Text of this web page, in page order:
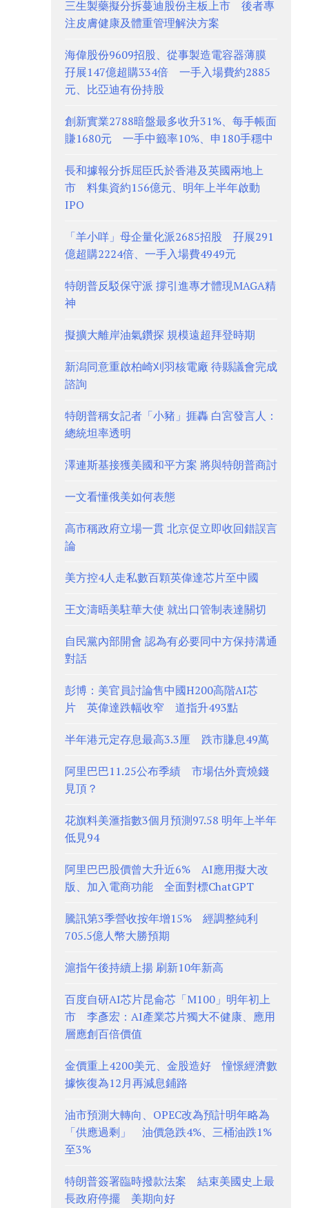
三生製藥擬分拆蔓迪股份主板上市 後者專
注皮膚健康及體重管理解決方案
海偉股份9609招股、從事製造電容器薄膜
孖展147億超購334倍 一手入場費約2885
元、比亞迪有份持股
創新實業2788暗盤最多收升31%、每手帳面
賺1680元 一手中籤率10%、申180手穩中
長和據報分拆屈臣氏於香港及英國兩地上
市 料集資約156億元、明年上半年啟動
IPO
「羊小咩」母企量化派2685招股 孖展291
億超購2224倍、一手入場費4949元
特朗普反駁保守派 撐引進專才體現MAGA精
神
擬擴大離岸油氣鑽探 規模遠超拜登時期
新潟同意重啟柏崎刈羽核電廠 待縣議會完成
諮詢
特朗普稱女記者「小豬」捱轟 白宮發言人：
總統坦率透明
澤連斯基接獲美國和平方案 將與特朗普商討
一文看懂俄美如何表態
高市稱政府立場一貫 北京促立即收回錯誤言
論
美方控4人走私數百顆英偉達芯片至中國
王文濤晤美駐華大使 就出口管制表達關切
自民黨內部開會 認為有必要同中方保持溝通
對話
彭博：美官員討論售中國H200高階AI芯
片 英偉達跌幅收窄 道指升493點
半年港元定存息最高3.3厘 跌市賺息49萬
阿里巴巴11.25公布季績 市場估外賣燒錢
見頂？
花旗料美滙指數3個月預測97.58 明年上半年
低見94
阿里巴巴股價曾大升近6% AI應用擬大改
版、加入電商功能 全面對標ChatGPT
騰訊第3季營收按年增15% 經調整純利
705.5億人幣大勝預期
滬指午後持續上揚 刷新10年新高
百度自研AI芯片昆侖芯「M100」明年初上
市 李彥宏：AI產業芯片獨大不健康、應用
層應創百倍價值
金價重上4200美元、金股造好 憧憬經濟數
據恢復為12月再減息鋪路
油市預測大轉向、OPEC改為預計明年略為
「供應過剩」 油價急跌4%、三桶油跌1%
至3%
特朗普簽署臨時撥款法案 結束美國史上最
長政府停擺 美期向好